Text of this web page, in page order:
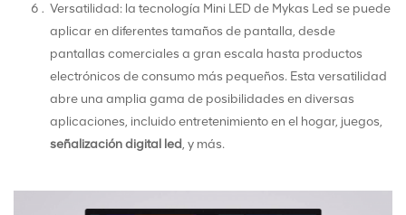
Versatilidad: la tecnología Mini LED de Mykas Led se puede
aplicar en diferentes tamaños de pantalla, desde
pantallas comerciales a gran escala hasta productos
electrónicos de consumo más pequeños. Esta versatilidad
abre una amplia gama de posibilidades en diversas
aplicaciones, incluido entretenimiento en el hogar, juegos,
señalización digital led, y más.